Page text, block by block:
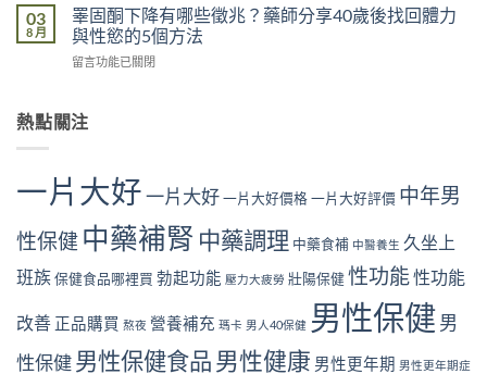
教
你
從
與
生
回
勃
硬
中
藥
師
門
實
析
眠
不
足
起
功
能
能
是
真
的
師
真
案
例
解
析
古
與
酒
肚
影
響
能
用
市
真
案
解
肥
03
8 月
睪固酮下降有哪些徵兆？藥師分享40歲後找回體力
與性慾的5個方法
在
酮
下
哪
些
兆？
師
享
歲
留言功能已關閉
熱點關注
一片大好一片大好一片大好價格一片大好評價 中年男
性保健 中藥補腎 中藥調理 中藥食補 中醫養生 久坐上
班族保健食品哪裡買 勃起功能 壓力大疲勞 壯陽保健性功能性功能
改善 正品購買 熬夜 營養補充 瑪卡 男人40保健 男性保健男
性保健男性保健食品男性健康 男性更年期 男性更年期症